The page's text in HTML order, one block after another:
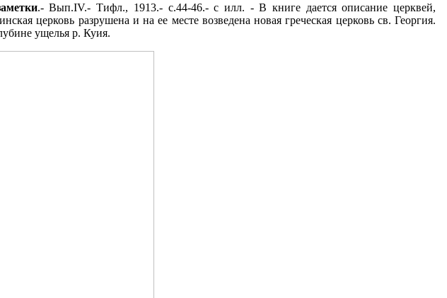
.- Вып.IV.- Тифл., 1913.- с.44-46.- с илл. - В книге дается описание церквей,
церковь разрушена и на ее месте возведена новая греческая церковь св. Георгия.
ущелья р. Куия.